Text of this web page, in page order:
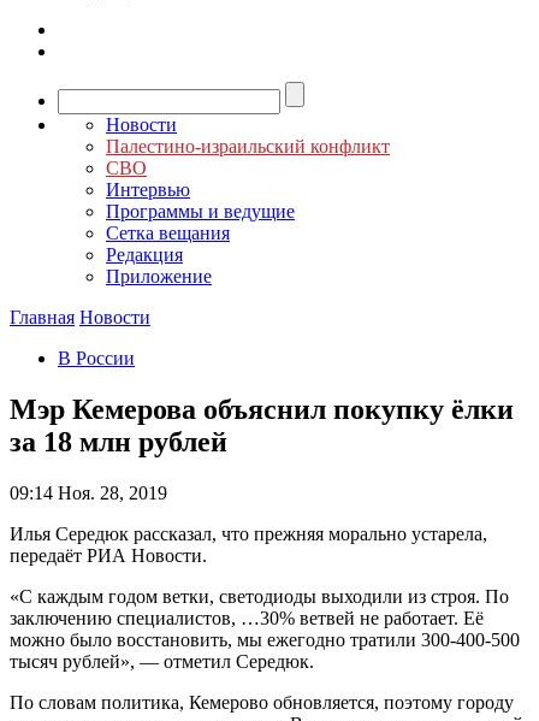
Новости
Палестино-израильский конфликт
СВО
Интервью
Программы и ведущие
Сетка вещания
Редакция
Приложение
Главная Новости
В России
Мэр Кемерова объяснил покупку ёлки
за 18 млн рублей
09:14 Ноя. 28, 2019
Илья Середюк рассказал, что прежняя морально устарела,
передаёт РИА Новости.
«С каждым годом ветки, светодиоды выходили из строя. По
заключению специалистов, …30% ветвей не работает. Её
можно было восстановить, мы ежегодно тратили 300-400-500
тысяч рублей», — отметил Середюк.
По словам политика, Кемерово обновляется, поэтому городу